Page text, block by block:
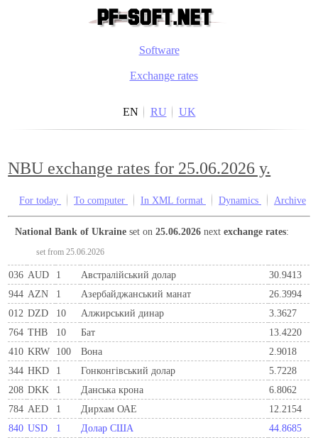
Software
Exchange rates
EN RU UK
NBU exchange rates for 25.06.2026 y.
For today To computer In XML format Dynamics Archive
National Bank of Ukraine set on25.06.2026 nextexchange rates:
set from 25.06.2026
036 AUD 1 Австралійський долар
30.9413
944 AZN 1 Азербайджанський манат
26.3994
012 DZD 10 Алжирський динар
3.3627
764 THB 10 Бат
13.4220
410 KRW 100 Вона
2.9018
344 HKD 1 Гонконгівський долар
5.7228
208 DKK 1 Данська крона
6.8062
784 AED 1 Дирхам ОАЕ
12.2154
840 USD 1 Долар США
44.8685